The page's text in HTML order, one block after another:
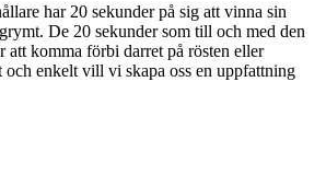
har 20 sekunder på sig att vinna sin
De 20 sekunder som till och med den
att komma förbi darret på rösten eller
och enkelt vill vi skapa oss en uppfattning